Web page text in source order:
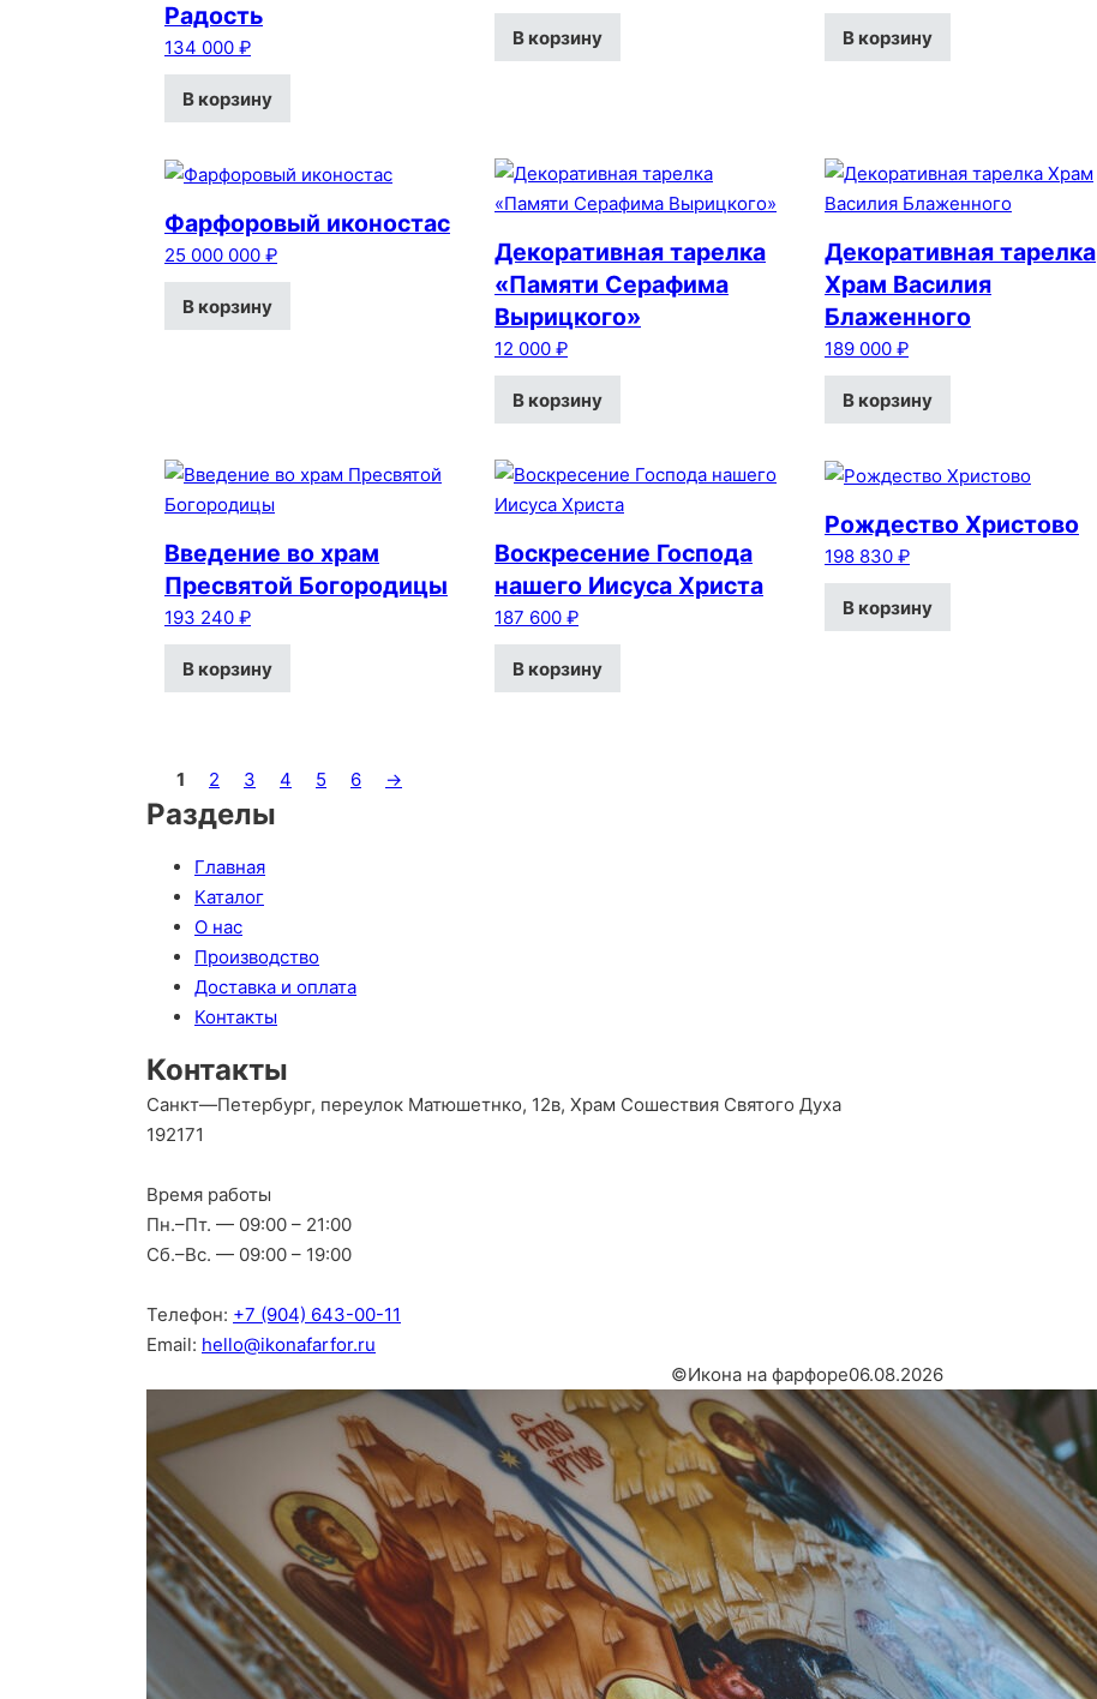
Радость
134 000 ₽
В корзину
В корзину В корзину
Фарфоровый иконостас
25 000 000 ₽
В корзину
Декоративная тарелка
«Памяти Серафима
Вырицкого»
12 000 ₽
В корзину
Декоративная тарелка
Храм Василия
Блаженного
189 000 ₽
В корзину
Введение во храм
Пресвятой Богородицы
193 240 ₽
В корзину
Воскресение Господа
нашего Иисуса Христа
187 600 ₽
В корзину
Рождество Христово
198 830 ₽
В корзину
1 2 3 4 5 6 →
Разделы
Главная
Каталог
О нас
Производство
Доставка и оплата
Контакты
Контакты
Санкт—Петербург, переулок Матюшетнко, 12в, Храм Сошествия Святого Духа
192171
Время работы
Пн.–Пт. — 09:00 – 21:00
Сб.–Вс. — 09:00 – 19:00
Телефон: +7 (904) 643-00-11
Email: hello@ikonafarfor.ru
©Икона на фарфоре06.08.2026